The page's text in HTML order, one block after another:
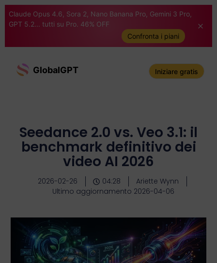
Claude Opus 4.6, Sora 2, Nano Banana Pro, Gemini 3 Pro,
GPT 5.2... tutti su Pro. 46% OFF
Confronta i piani
GlobalGPT Iniziare gratis
Seedance 2.0 vs. Veo 3.1: il
benchmark definitivo dei
video AI 2026
2026-02-26 04:28
Ariette Wynn
Ultimo aggiornamento 2026-04-06